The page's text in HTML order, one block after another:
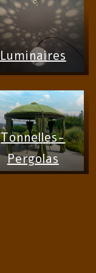
Luminaires
Tonnelles-
Pergolas